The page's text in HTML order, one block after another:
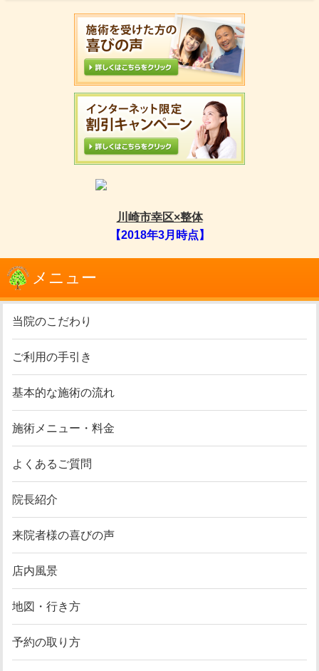
川崎市幸区×整体
【2018年3月時点】
メニュー
当院のこだわり
ご利用の手引き
基本的な施術の流れ
施術メニュー・料金
よくあるご質問
院長紹介
来院者様の喜びの声
店内風景
地図・行き方
予約の取り方